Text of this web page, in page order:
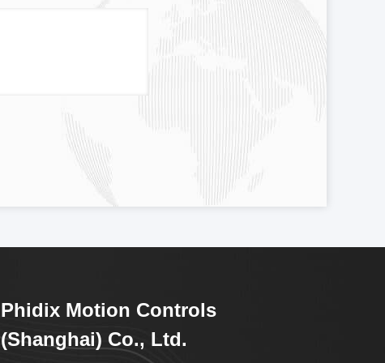
Phidix Motion Controls
(Shanghai) Co., Ltd.